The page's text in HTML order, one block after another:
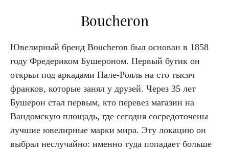
Boucheron
Ювелирный бренд Boucheron был основан в 1858
году Фредериком Бушероном. Первый бутик он
открыл под аркадами Пале-Рояль на сто тысяч
франков, которые занял у друзей. Через 35 лет
Бушерон стал первым, кто перевез магазин на
Вандомскую площадь, где сегодня сосредоточены
лучшие ювелирные марки мира. Эту локацию он
выбрал неслучайно: именно туда попадает больше